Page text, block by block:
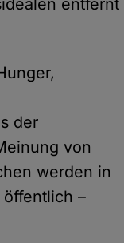
entfernt
der
von
werden in
–